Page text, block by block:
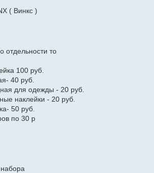
( Винкс )
отдельности то
100 руб.
40 руб.
для одежды - 20 руб.
наклейки - 20 руб.
50 руб.
по 30 р